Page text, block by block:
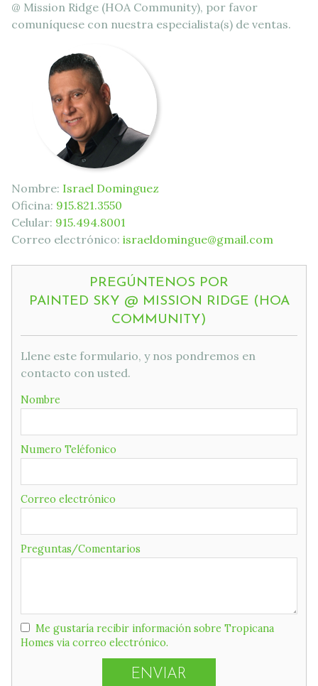
@ Mission Ridge (HOA Community), por favor
comuníquese con nuestra especialista(s) de ventas.
Nombre: Israel Dominguez
Oficina: 915.821.3550
Celular: 915.494.8001
Correo electrónico: israeldomingue@gmail.com
PREGÚNTENOS POR
PAINTED SKY @ MISSION RIDGE (HOA
COMMUNITY)
Llene este formulario, y nos pondremos en
contacto con usted.
Nombre
Numero Teléfonico
Correo electrónico
Preguntas/Comentarios
Me gustaría recibir información sobre Tropicana
Homes via correo electrónico.